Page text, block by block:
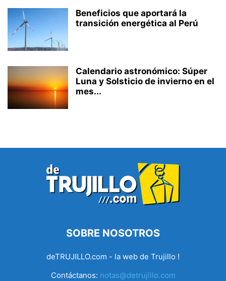
Beneficios que aportará la
transición energética al Perú
Calendario astronómico: Súper
Luna y Solsticio de invierno en el
mes...
SOBRE NOSOTROS
deTRUJILLO.com - la web de Trujillo !
Contáctanos: notas@detrujillo.com